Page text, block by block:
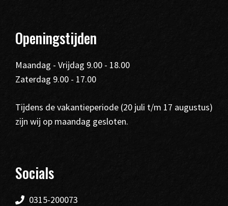
Openingstijden
Maandag - Vrijdag 9.00 - 18.00
Zaterdag 9.00 - 17.00
Tijdens de vakantieperiode (20 juli t/m 17 augustus)
zijn wij op maandag gesloten.
Socials
0315-200073